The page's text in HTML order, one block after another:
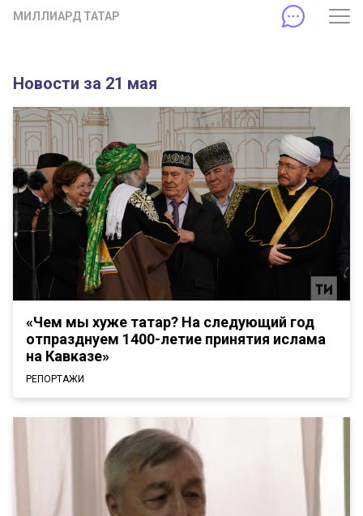
МИЛЛИАРД ТАТАР
Новости за 21 мая
«Чем мы хуже татар? На следующий год
отпразднуем 1400-летие принятия ислама
на Кавказе»
РЕПОРТАЖИ